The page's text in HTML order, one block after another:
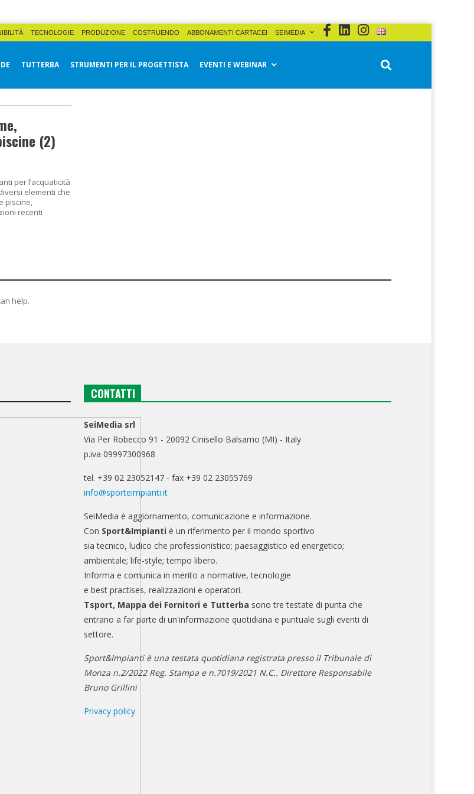
TECNOLOGIE PRODUZIONE COSTRUENDO ABBONAMENTI CARTACEI SEIMEDIA
TUTTERBA STRUMENTI PER IL PROGETTISTA EVENTI E WEBINAR
(2)
per l’acquaticità
elementi che
piscine,
recenti
help.
CONTATTI
SeiMedia srl
Via Per Robecco 91 - 20092 Cinisello Balsamo (MI) - Italy
p.iva 09997300968
tel. +39 02 23052147 - fax +39 02 23055769
info@sporteimpianti.it
SeiMedia è aggiornamento, comunicazione e informazione.
Con Sport&Impianti è un riferimento per il mondo sportivo
sia tecnico, ludico che professionistico; paesaggistico ed energetico;
ambientale; life-style; tempo libero.
Informa e comunica in merito a normative, tecnologie
e best practises, realizzazioni e operatori.
Tsport, Mappa dei Fornitori e Tutterba sono tre testate di punta che
entrano a far parte di un'informazione quotidiana e puntuale sugli eventi di
settore.
Sport&Impianti è una testata quotidiana registrata presso il Tribunale di
Monza n.2/2022 Reg. Stampa e n.7019/2021 N.C.. Direttore Responsabile
Bruno Grillini
Privacy policy